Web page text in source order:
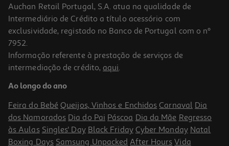
Bombons Konti Romashka 200g
14.95 €/Kg
2,99 €
Auchan Retail Portugal, S.A. atua na qualidade de
Intermediário de Crédito a título acessório com
exclusividade, registado no Banco de Portugal com o nº
7952.
Informação referente à prestação de serviços de
intermediação de crédito, aqui.
Ao longo do ano
Feira do Bebé Queijos, Vinhos e Enchidos Carnaval Dia
dos Namorados Dia do Pai Páscoa Dia da Mãe Regresso
às Aulas Singles' Day Black Friday Cyber Monday Natal
Boxing Days Samsung Unpacked After Hours Vida